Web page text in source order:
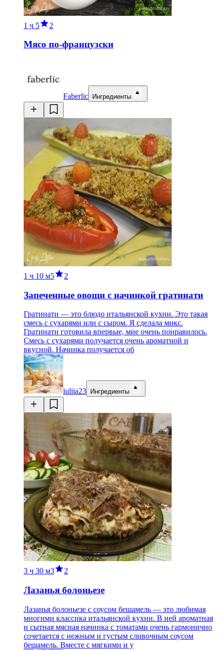
1 ч 5 2
Мясо по-французски
Faberlic Ингредиенты
1 ч 10 м5 2
Запеченные овощи с начинкой гратинати
Гратинати — это блюдо итальянской кухни. Это такая
смесь с сухарями или с сыром. Я сделала микс.
Гратинати готовила впервые, мне очень понравилось.
Смесь с сухарями получается очень ароматной и
вкусной. Начинка получается об
iuliia23 Ингредиенты
3 ч 30 м3 2
Лазанья болоньезе
Лазанья болоньезе с соусом бешамель — это любимая
многими классика итальянской кухни. В ней ароматная
и сытная мясная начинка с томатами очень гармонично
сочетается с нежным и густым сливочным соусом
бешамель. Вместе с мягкими и у